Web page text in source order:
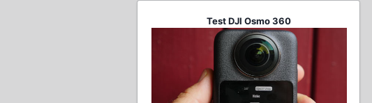
Test DJI Osmo 360